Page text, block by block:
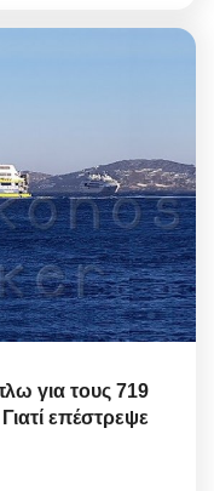
για τους 719
επέστρεψε